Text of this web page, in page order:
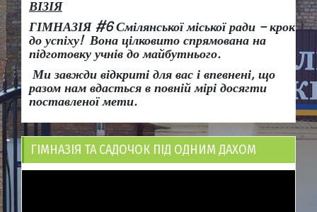
ВІЗІЯ
ГІМНАЗІЯ #6 Смілянської міської ради – крок
до успіху! Вона цілковито спрямована на
підготовку учнів до майбутнього.
Ми завжди відкриті для вас і впевнені, що
разом нам вдасться в повній мірі досягти
поставленої мети.
ГІМНАЗІЯ ТА САДОЧОК ПІД ОДНИМ ДАХОМ